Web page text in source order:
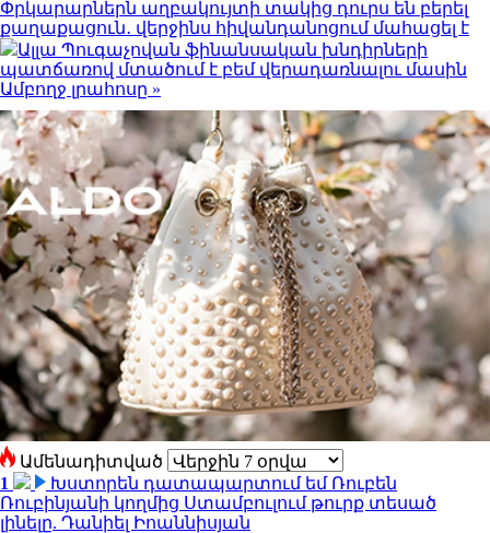
Փրկարարներն աղբակույտի տակից դուրս են բերել
քաղաքացուն․ վերջինս հիվանդանոցում մահացել է
Ալլա Պուգաչովան ֆինանսական խնդիրների
պատճառով մտածում է բեմ վերադառնալու մասին
Ամբողջ լրահոսը »
Ամենադիտված
1
Խստորեն դատապարտում եմ Ռուբեն
Ռուբինյանի կողմից Ստամբուլում թուրք տեսած
լինելը. Դանիել Իոաննիսյան